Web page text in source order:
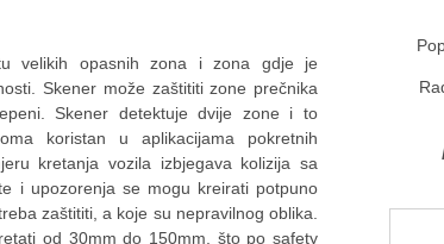
velikih opasnih zona i zona gdje je
Skener može zaštititi zone prečnika
Skener detektuje dvije zone i to
koristan u aplikacijama pokretnih
kretanja vozila izbjegava kolizija sa
i upozorenja se mogu kreirati potpuno
zaštititi, a koje su nepravilnog oblika.
od 30mm do 150mm, što po safety